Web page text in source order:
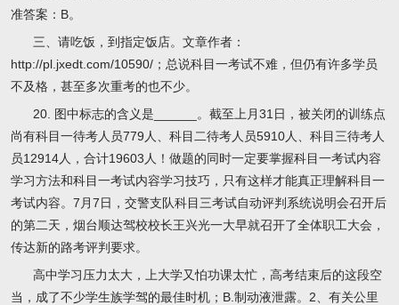
准答案：B。
三、请吃饭，到指定饭店。文章作者：
http://pl.jxedt.com/10590/；总说科目一考试不难，但仍有许多学员
不及格，甚至多次重考的也不少。
20. 图中标志的含义是______。截至上月31日，被关闭的训练点
尚有科目一待考人员779人、科目二待考人员5910人、科目三待考人
员12914人，合计19603人！做题的同时一定要掌握科目一考试内容
学习方法和科目一考试内容学习技巧，只有这样才能真正理解科目一
考试内容。7月7日，交警支队科目三考试自动评判系统说明会召开后
的第二天，烟台顺达驾校校长王兴光一大早就召开了全体职工大会，
传达新的路考评判要求。
高中学习压力太大，上大学又怕功课太忙，高考结束后的这段空
当，成了不少学生族学驾的最佳时机；B.制动液泄露。2、有关公里